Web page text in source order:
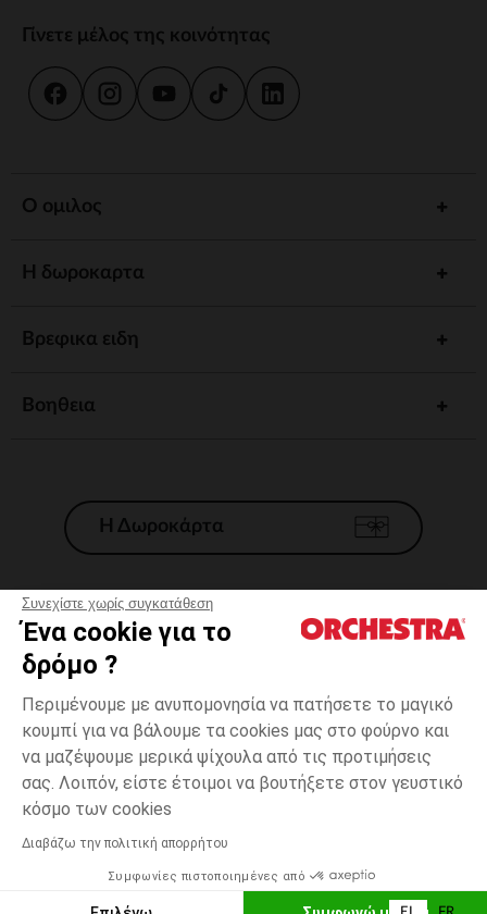
Συνεχίστε χωρίς συγκατάθεση
Ένα cookie για το
δρόμο ?
Περιμένουμε με ανυπομονησία να πατήσετε το μαγικό
κουμπί για να βάλουμε τα cookies μας στο φούρνο και
να μαζέψουμε μερικά ψίχουλα από τις προτιμήσεις
σας. Λοιπόν, είστε έτοιμοι να βουτήξετε στον γευστικό
κόσμο των cookies
Διαβάζω την πολιτική απορρήτου
Συμφωνίες πιστοποιημένες από
Εκρού
3
Δυνατότητα πληρωμής με
ΠΡΟΣΘΉΚΗ ΣΤΟ ΚΑΛΆΘΙ
Γίνετε μέλος της κοινότητας
Ο ομιλος
Η δωροκαρτα
Βρεφικα ειδη
Βοηθεια
Η Δωροκάρτα
Γενικοί 'Οροι Πώλησης
*Εμπορικες προσφορες
Προσωπικά δεδομένα
Διαχείρηση των cookies
Προσβασιμότητα: μη συμμορφούμενη
H Orchestra συμμετέχει στον κωδικά δεοντολογίας και στο σύστημα
μεσολάβησης της Γαλλικής Ομοσπονδίας Ηλεκτρονικού Εμπορίου.